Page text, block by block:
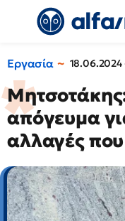
Εργασία 18.06.2024
απόγευμα
αλλαγές που